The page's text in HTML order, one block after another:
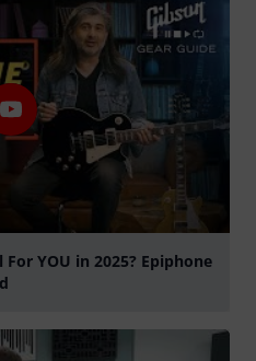
For YOU in 2025? Epiphone